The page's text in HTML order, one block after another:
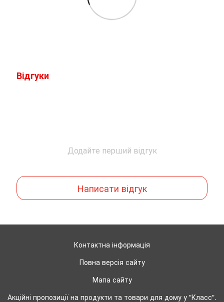
Відгуки
Додайте перший відгук
Написати відгук
Контактна інформація
Повна версія сайту
Мапа сайту
Акційні пропозиції на продукти та товари для дому у "Класс".